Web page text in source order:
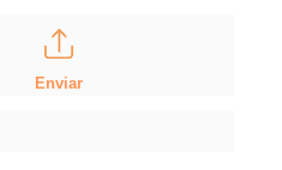
Enviar